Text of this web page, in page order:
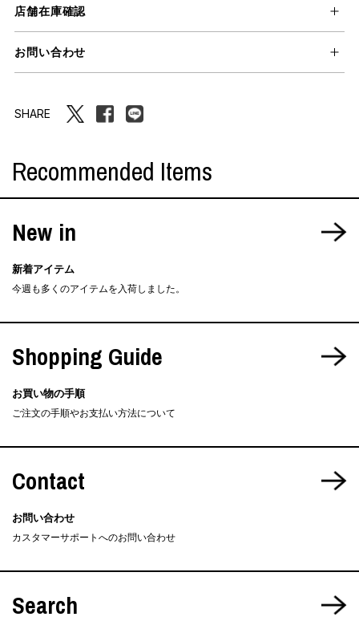
店舗在庫確認
お問い合わせ
SHARE
Recommended Items
New in
新着アイテム
今週も多くのアイテムを入荷しました。
Shopping Guide
お買い物の手順
ご注文の手順やお支払い方法について
Contact
お問い合わせ
カスタマーサポートへのお問い合わせ
Search